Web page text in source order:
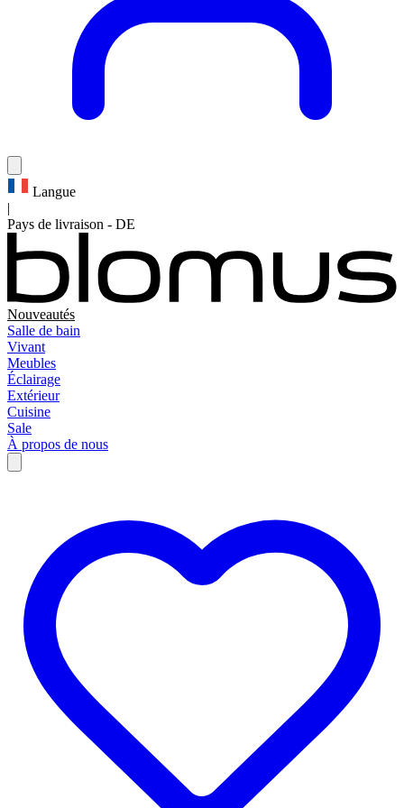
Langue
|
Pays de livraison - DE
Nouveautés
Salle de bain
Vivant
Meubles
Éclairage
Extérieur
Cuisine
Sale
À propos de nous